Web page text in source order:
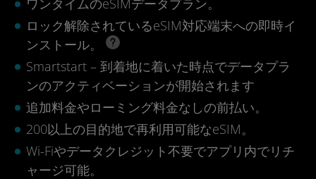
ワンタイムのeSIMデータプラン。
ロック解除されているeSIM対応端末への即時イ
ンストール。
Smartstart – 到着地に着いた時点でデータプラ
ンのアクティベーションが開始されます
追加料金やローミング料金なしの前払い。
200以上の目的地で再利用可能なeSIM。
Wi-Fiやデータクレジット不要でアプリ内でリチ
ャージ可能。